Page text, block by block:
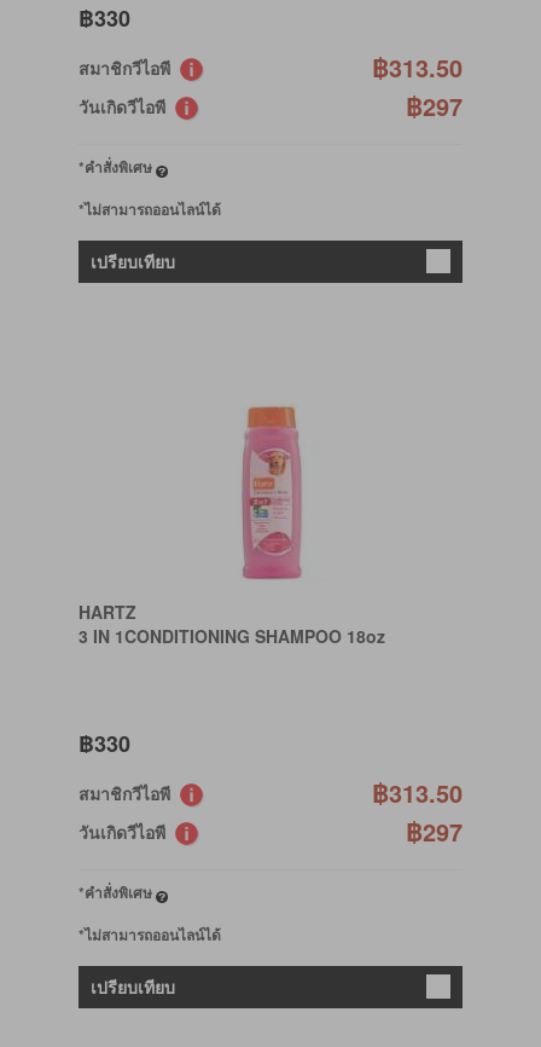
฿330
สมาชิกวีไอพี ฿313.50
วันเกิดวีไอพี ฿297
*คำสั่งพิเศษ
*ไม่สามารถออนไลน์ได้
เปรียบเทียบ
HARTZ
3 IN 1CONDITIONING SHAMPOO 18oz
฿330
สมาชิกวีไอพี ฿313.50
วันเกิดวีไอพี ฿297
*คำสั่งพิเศษ
*ไม่สามารถออนไลน์ได้
เปรียบเทียบ